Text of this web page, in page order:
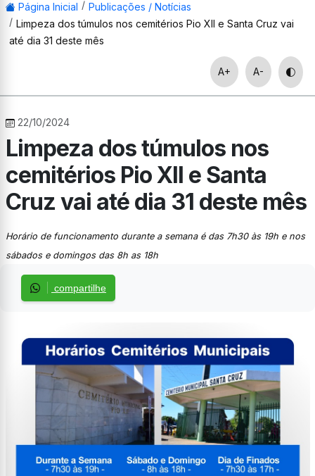
Página Inicial
Publicações / Notícias
Limpeza dos túmulos nos cemitérios Pio XII e Santa Cruz vai
até dia 31 deste mês
A+ A-
22/10/2024
Limpeza dos túmulos nos
cemitérios Pio XII e Santa
Cruz vai até dia 31 deste mês
Horário de funcionamento durante a semana é das 7h30 às 19h e nos
sábados e domingos das 8h as 18h
compartilhe